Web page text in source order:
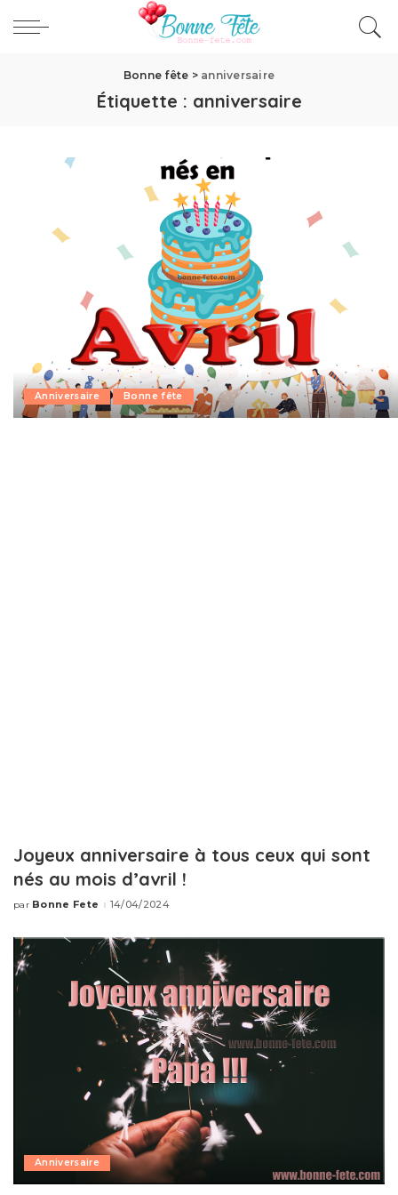
Bonne fête > anniversaire
Étiquette : anniversaire
Anniversaire Bonne fête
Joyeux anniversaire à tous ceux qui sont
nés au mois d’avril !
Publié
par Bonne Fete 14/04/2024
Anniversaire